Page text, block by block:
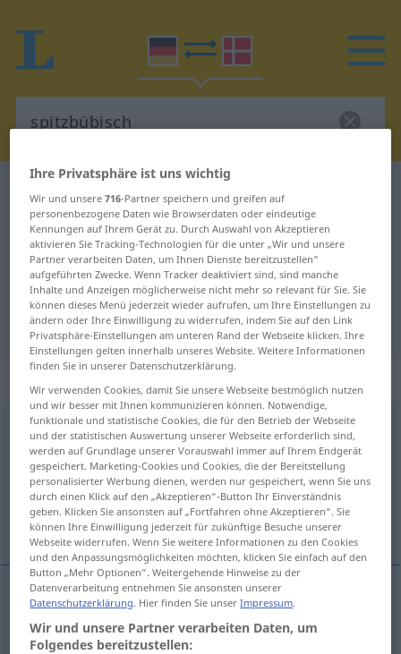
Deutsch-Dänisch Übersetzung für
"spitzbübisch"
"spitzbübisch" Dänisch
Übersetzung
„spitzbübisch“
spitzbübisch
Übersicht aller Übersetzungen
(Für mehr Details die Übersetzung anklicken/antippen)
gavtyveagtig
spitzbübisch
Ihre Privatsphäre ist uns wichtig
Wir und unsere716-Partner speichern und greifen auf
personenbezogene Daten wie Browserdaten oder eindeutige
Kennungen auf Ihrem Gerät zu. Durch Auswahl von Akzeptieren
aktivieren Sie Tracking-Technologien für die unter „Wir und unsere
Partner verarbeiten Daten, um Ihnen Dienste bereitzustellen“
aufgeführten Zwecke. Wenn Tracker deaktiviert sind, sind manche
Inhalte und Anzeigen möglicherweise nicht mehr so relevant für Sie. Sie
können dieses Menü jederzeit wieder aufrufen, um Ihre Einstellungen zu
ändern oder Ihre Einwilligung zu widerrufen, indem Sie auf den Link
Privatsphäre-Einstellungen am unteren Rand der Webseite klicken. Ihre
Einstellungen gelten innerhalb unseres Website. Weitere Informationen
finden Sie in unserer Datenschutzerklärung.
Wir verwenden Cookies, damit Sie unsere Webseite bestmöglich nutzen
und wir besser mit Ihnen kommunizieren können. Notwendige,
funktionale und statistische Cookies, die für den Betrieb der Webseite
und der statistischen Auswertung unserer Webseite erforderlich sind,
werden auf Grundlage unserer Vorauswahl immer auf Ihrem Endgerät
gespeichert. Marketing-Cookies und Cookies, die der Bereitstellung
personalisierter Werbung dienen, werden nur gespeichert, wenn Sie uns
durch einen Klick auf den „Akzeptieren“-Button Ihr Einverständnis
geben. Klicken Sie ansonsten auf „Fortfahren ohne Akzeptieren“. Sie
können Ihre Einwilligung jederzeit für zukünftige Besuche unserer
Webseite widerrufen. Wenn Sie weitere Informationen zu den Cookies
und den Anpassungsmöglichkeiten möchten, klicken Sie einfach auf den
Button „Mehr Optionen“. Weitergehende Hinweise zu der
Datenverarbeitung entnehmen Sie ansonsten unserer
Datenschutzerklärung. Hier finden Sie unserImpressum.
Wir und unsere Partner verarbeiten Daten, um
Folgendes bereitzustellen: